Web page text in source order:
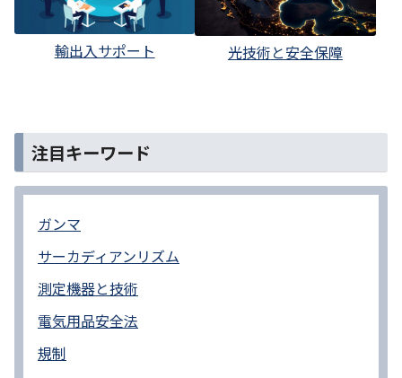
輸出入サポート 光技術と安全保障
注目キーワード
ガンマ
サーカディアンリズム
測定機器と技術
電気用品安全法
規制